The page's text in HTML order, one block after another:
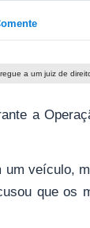
a um juiz de
a
um veículo,
que os